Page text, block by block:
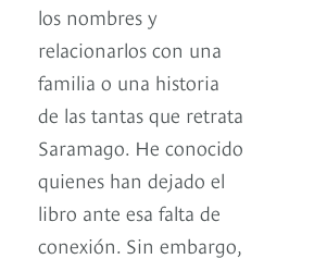
los nombres y
relacionarlos con una
familia o una historia
de las tantas que retrata
Saramago. He conocido
quienes han dejado el
libro ante esa falta de
conexión. Sin embargo,